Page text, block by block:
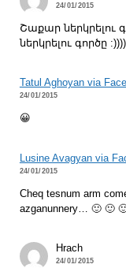
24/01/2015
Շաքար ներկրելու
ներկրելու գործը
Tatul Aghoyan via
24/01/2015
😀
Lusine Avagyan via
24/01/2015
Cheq tesnum arm
azganunnery… 🙂 🙂
Hrach
24/01/2015